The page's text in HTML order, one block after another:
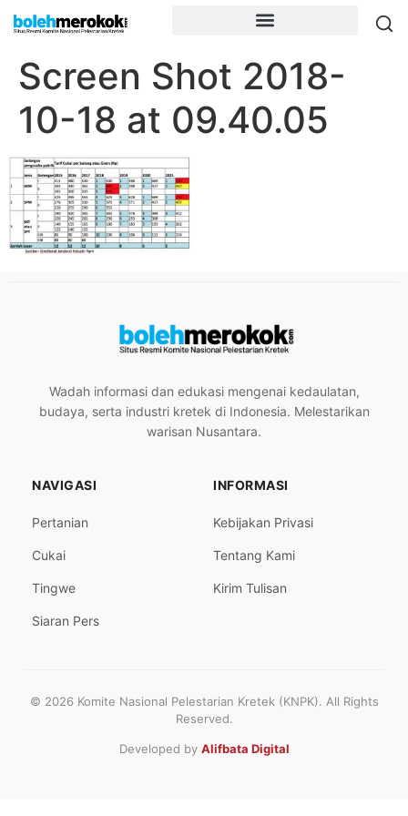
Screen Shot 2018-
10-18 at 09.40.05
Wadah informasi dan edukasi mengenai kedaulatan,
budaya, serta industri kretek di Indonesia. Melestarikan
warisan Nusantara.
NAVIGASI
Pertanian
Cukai
Tingwe
Siaran Pers
INFORMASI
Kebijakan Privasi
Tentang Kami
Kirim Tulisan
© 2026 Komite Nasional Pelestarian Kretek (KNPK). All Rights
Reserved.
Developed by Alifbata Digital